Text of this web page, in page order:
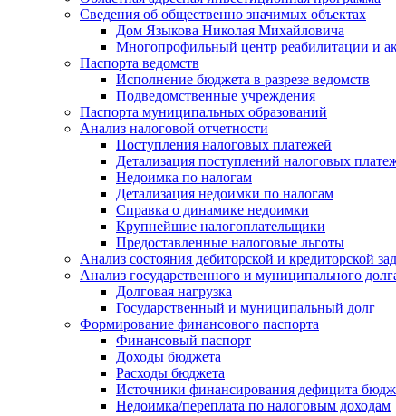
Сведения об общественно значимых объектах
Дом Языкова Николая Михайловича
Многопрофильный центр реабилитации и
Паспорта ведомств
Исполнение бюджета в разрезе ведомств
Подведомственные учреждения
Паспорта муниципальных образований
Анализ налоговой отчетности
Поступления налоговых платежей
Детализация поступлений налоговых
Недоимка по налогам
Детализация недоимки по налогам
Справка о динамике недоимки
Крупнейшие налогоплательщики
Предоставленные налоговые льготы
Анализ состояния дебиторской и кредиторской
Анализ государственного и муниципального
Долговая нагрузка
Государственный и муниципальный долг
Формирование финансового паспорта
Финансовый паспорт
Доходы бюджета
Расходы бюджета
Источники финансирования дефицита
Недоимка/переплата по налоговым доходам